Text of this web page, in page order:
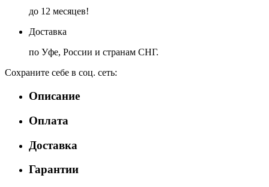
до 12 месяцев!
Доставка
по Уфе, России и странам СНГ.
Сохраните себе в соц. сеть:
Описание
Оплата
Доставка
Гарантии